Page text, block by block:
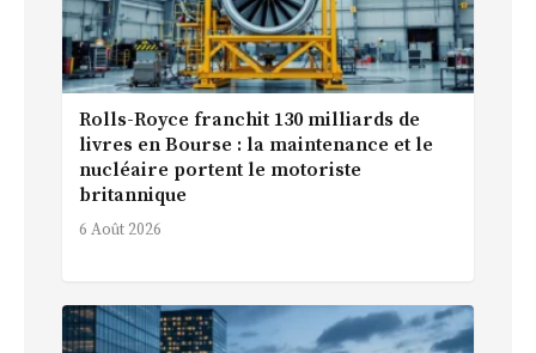
Rolls-Royce franchit 130 milliards de
livres en Bourse : la maintenance et le
nucléaire portent le motoriste
britannique
6 Août 2026